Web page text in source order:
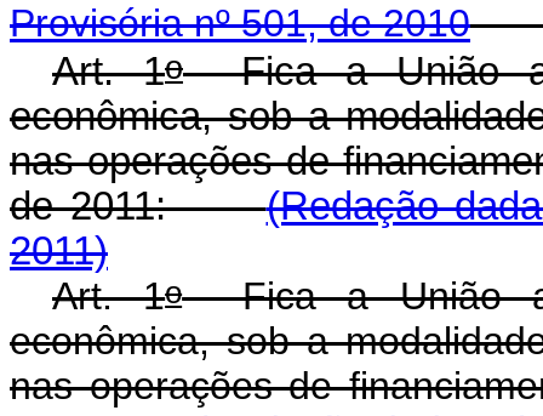
Provisória nº 501, de 2010
Art. 1oFica a União
econômica, sob a
nas operações de
de 2011:(Redação
2011)
Art. 1oFica a União
econômica, sob a
nas operações de